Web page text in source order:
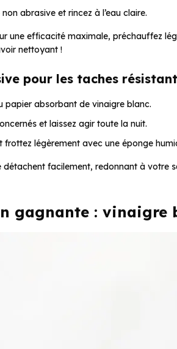
abrasive et rincez à l’eau claire.
une efficacité maximale, préchauffez
nettoyant !
pour les taches
papier absorbant de vinaigre blanc.
et laissez agir toute la nuit.
frottez légèrement avec une éponge
détachent facilement, redonnant à votre
gagnante : vinaigre